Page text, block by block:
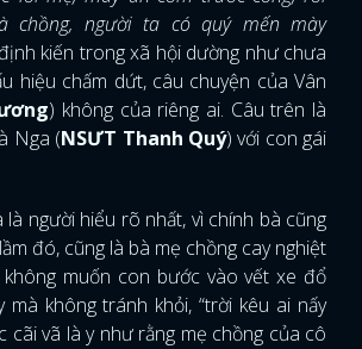
chồng, người ta có quý mến mày
kiến trong xã hội dường như chưa
hiệu chấm dứt, câu chuyện của Vân
) không của riêng ai. Câu trên là
Nga (NSƯT Thanh Quý) với con gái
là người hiểu rõ nhất, vì chính bà cũng
đó, cũng là bà mẹ chồng cay nghiệt
muốn con bước vào vết xe đổ
mà không tránh khỏi, “trời kêu ai nấy
cãi vã là y như rằng mẹ chồng của cô